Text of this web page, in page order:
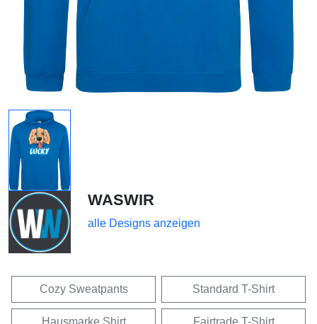
WASWIR
alle Designs anzeigen
Cozy Sweatpants Standard T-Shirt
Hausmarke Shirt Fairtrade T-Shirt